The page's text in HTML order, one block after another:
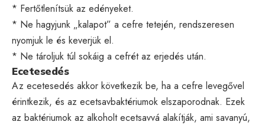
* Fertőtlenítsük az edényeket.
* Ne hagyjunk „kalapot” a cefre tetején, rendszeresen
nyomjuk le és keverjük el.
* Ne tároljuk túl sokáig a cefrét az erjedés után.
Ecetesedés
Az ecetesedés akkor következik be, ha a cefre levegővel
érintkezik, és az ecetsavbaktériumok elszaporodnak. Ezek
az baktériumok az alkoholt ecetsavvá alakítják, ami savanyú,